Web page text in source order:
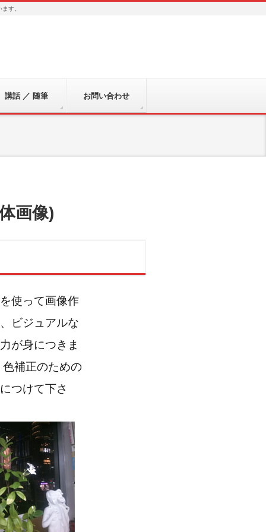
す。
講話 ／ 随筆 お問い合わせ
画像)
使って画像作
ビジュアルな
が身につきま
補正のための
つけて下さ